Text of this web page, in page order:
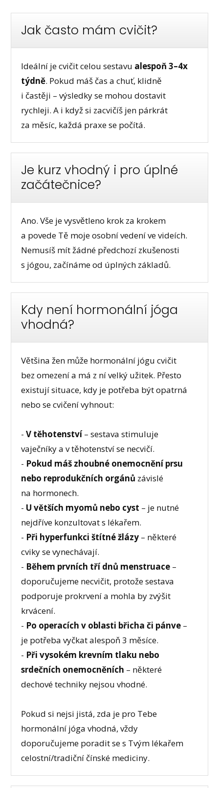
Jak často mám cvičit?
Ideální je cvičit celou sestavu alespoň 3–4x
týdně. Pokud máš čas a chuť, klidně
i častěji – výsledky se mohou dostavit
rychleji. A i když si zacvičíš jen párkrát
za měsíc, každá praxe se počítá.
Je kurz vhodný i pro úplné
začátečnice?
Ano. Vše je vysvětleno krok za krokem
a povede Tě moje osobní vedení ve videích.
Nemusíš mít žádné předchozí zkušenosti
s jógou, začínáme od úplných základů.
Kdy není hormonální jóga
vhodná?
Většina žen může hormonální jógu cvičit
bez omezení a má z ní velký užitek. Přesto
existují situace, kdy je potřeba být opatrná
nebo se cvičení vyhnout:
-V těhotenství– sestava stimuluje
vaječníky a v těhotenství se necvičí.
- Pokud máš zhoubné onemocnění prsu
nebo reprodukčních orgánů závislé
na hormonech.
- U větších myomů nebo cyst – je nutné
nejdříve konzultovat s lékařem.
- Při hyperfunkci štítné žlázy – některé
cviky se vynechávají.
- Během prvních tří dnů menstruace –
doporučujeme necvičit, protože sestava
podporuje prokrvení a mohla by zvýšit
krvácení.
- Po operacích v oblasti břicha či pánve –
je potřeba vyčkat alespoň 3 měsíce.
- Při vysokém krevním tlaku nebo
srdečních onemocněních – některé
dechové techniky nejsou vhodné.
Pokud si nejsi jistá, zda je pro Tebe
hormonální jóga vhodná, vždy
doporučujeme poradit se s Tvým lékařem
celostní/tradiční čínské mediciny.